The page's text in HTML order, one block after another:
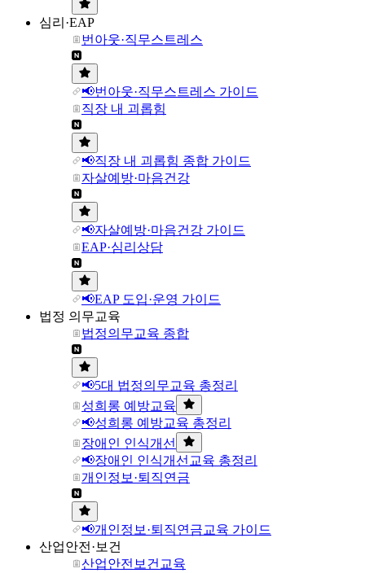
심리·EAP
번아웃·직무스트레스
📢번아웃·직무스트레스 가이드
직장 내 괴롭힘
📢직장 내 괴롭힘 종합 가이드
자살예방·마음건강
📢자살예방·마음건강 가이드
EAP·심리상담
📢EAP 도입·운영 가이드
법정 의무교육
법정의무교육 종합
📢5대 법정의무교육 총정리
성희롱 예방교육
📢성희롱 예방교육 총정리
장애인 인식개선
📢장애인 인식개선교육 총정리
개인정보·퇴직연금
📢개인정보·퇴직연금교육 가이드
산업안전·보건
산업안전보건교육